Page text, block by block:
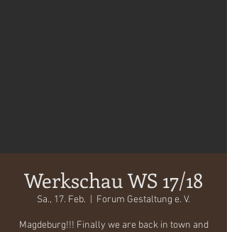
Werkschau WS 17/18
Sa., 17. Feb. Forum Gestaltung e. V.
Magdeburg!!! Finally we are back in town and